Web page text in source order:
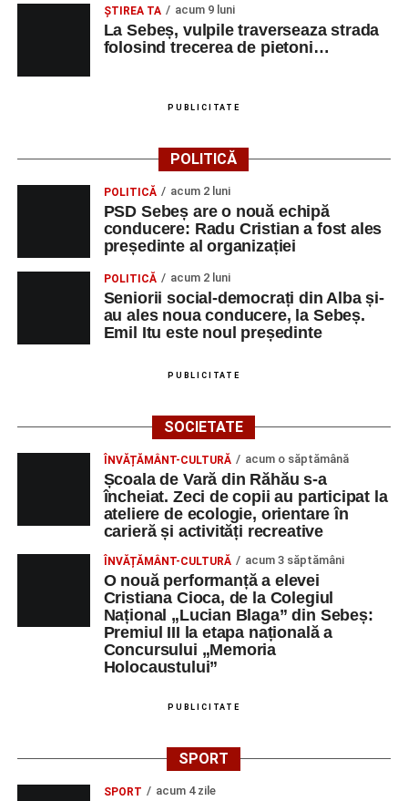
ŞTIREA TA acum 9 luni
La Sebeș, vulpile traverseaza strada
folosind trecerea de pietoni…
PUBLICITATE
POLITICĂ
POLITICĂ acum 2 luni
PSD Sebeș are o nouă echipă
conducere: Radu Cristian a fost ales
președinte al organizației
POLITICĂ acum 2 luni
Seniorii social-democrați din Alba și-
au ales noua conducere, la Sebeș.
Emil Itu este noul președinte
PUBLICITATE
SOCIETATE
ÎNVĂȚĂMÂNT-CULTURĂ acum o săptămână
Școala de Vară din Răhău s-a
încheiat. Zeci de copii au participat la
ateliere de ecologie, orientare în
carieră și activități recreative
ÎNVĂȚĂMÂNT-CULTURĂ acum 3 săptămâni
O nouă performanță a elevei
Cristiana Cioca, de la Colegiul
Național „Lucian Blaga” din Sebeș:
Premiul III la etapa națională a
Concursului „Memoria
Holocaustului”
PUBLICITATE
SPORT
SPORT acum 4 zile